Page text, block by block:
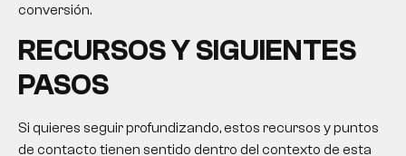
conversión.
RECURSOS Y SIGUIENTES
PASOS
Si quieres seguir profundizando, estos recursos y puntos
de contacto tienen sentido dentro del contexto de esta